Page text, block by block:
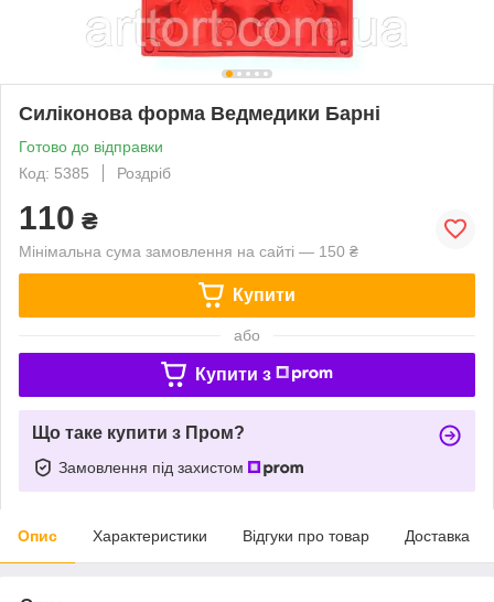
Силіконова форма Ведмедики Барні
Готово до відправки
Код: 5385
Роздріб
110 ₴
Мінімальна сума замовлення на сайті — 150 ₴
Купити
або
Купити з
Що таке купити з Пром?
Замовлення під захистом
Опис Характеристики Відгуки про товар Доставка